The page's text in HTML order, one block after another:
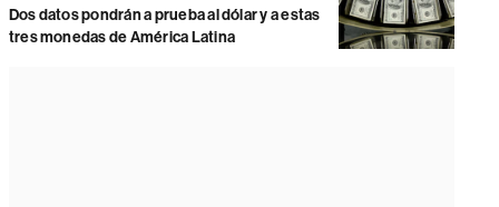
Dos datos pondrán a prueba al dólar y a estas
tres monedas de América Latina